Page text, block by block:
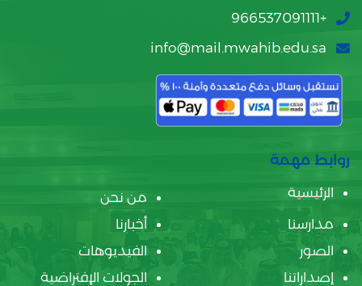
+966537091111
info@mail.mwahib.edu.sa
روابط مهمة
الرئيسية
من نحن
مدارسنا
أخبارنا
الصور
الفيديوهات
إصداراتنا
الجولات الإفتراضية